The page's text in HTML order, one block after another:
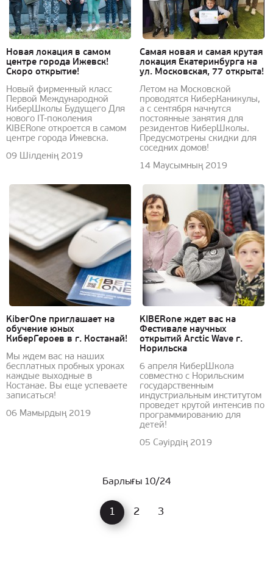
09 Шілденің 2019
Новая локация в самом
центре города Ижевск!
Скоро открытие!
Новый фирменный класс
Первой Международной
КиберШколы Будущего Для
нового IT-поколения
KIBERone откроется в самом
центре города Ижевска.
14 Маусымның 2019
Самая новая и самая крутая
локация Екатеринбурга на
ул. Московская, 77 открыта!
Летом на Московской
проводятся КиберКаникулы,
а с сентября начнутся
постоянные занятия для
резидентов КиберШколы.
Предусмотрены скидки для
соседних домов!
06 Мамырдың 2019
KiberOne приглашает на
обучение юных
КиберГероев в г. Костанай!
Мы ждем вас на наших
бесплатных пробных уроках
каждые выходные в
Костанае. Вы еще успеваете
записаться!
05 Сәуірдің 2019
KIBERone ждет вас на
Фестивале научных
открытий Arctic Wave г.
Норильска
6 апреля КиберШкола
совместно с Норильским
государственным
индустриальным институтом
проведет крутой интенсив по
программированию для
детей!
Барлығы 10/24
1 2 3